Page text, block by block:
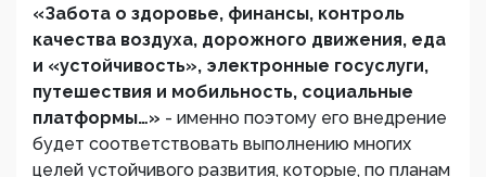
«Забота о здоровье, финансы, контроль
качества воздуха, дорожного движения, еда
и «устойчивость», электронные госуслуги,
путешествия и мобильность, социальные
платформы…» - именно поэтому его внедрение
будет соответствовать выполнению многих
целей устойчивого развития, которые, по планам